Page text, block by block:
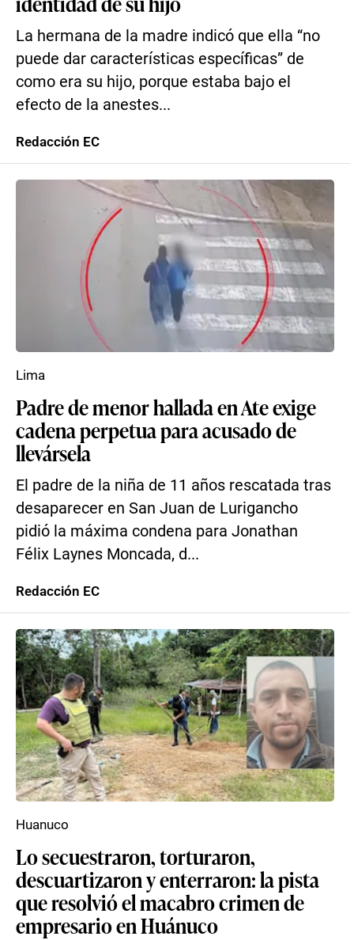
La hermana de la madre indicó que ella “no
puede dar características específicas” de
como era su hijo, porque estaba bajo el
efecto de la anestes...
Redacción EC
Padre de menor hallada en Ate exige
cadena perpetua para acusado de
llevársela
El padre de la niña de 11 años rescatada tras
desaparecer en San Juan de Lurigancho
pidió la máxima condena para Jonathan
Félix Laynes Moncada, d...
Lima
Redacción EC
Lo secuestraron, torturaron,
descuartizaron y enterraron: la pista
que resolvió el macabro crimen de
empresario en Huánuco
Huanuco